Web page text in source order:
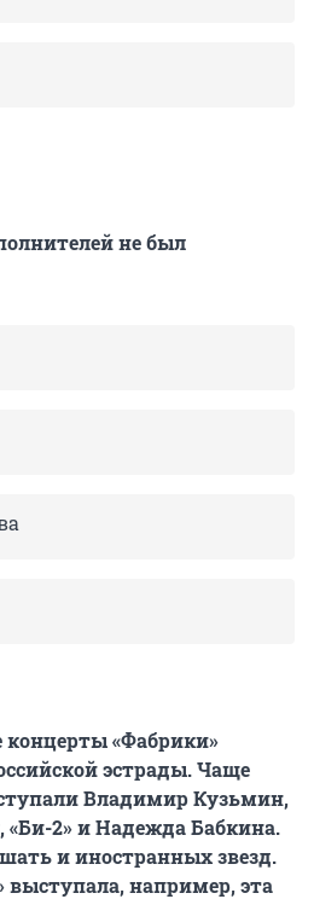
не был
«Фабрики»
эстрады. Чаще
Владимир Кузьмин,
2» и Надежда Бабкина.
и иностранных звезд.
выступала, например, эта